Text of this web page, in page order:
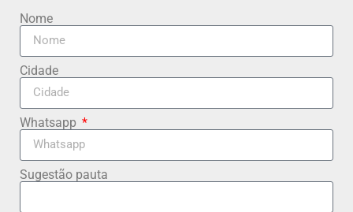
Nome
Cidade
Whatsapp
Sugestão pauta